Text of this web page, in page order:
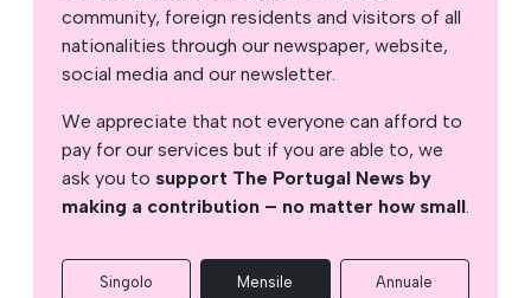
community, foreign residents and visitors of all
nationalities through our newspaper, website,
social media and our newsletter.
We appreciate that not everyone can afford to
pay for our services but if you are able to, we
ask you to support The Portugal News by
making a contribution – no matter how small.
Singolo Mensile Annuale